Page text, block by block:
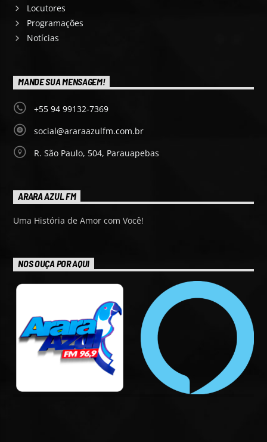
Locutores
Programações
Notícias
MANDE SUA MENSAGEM!
+55 94 99132-7369
social@araraazulfm.com.br
R. São Paulo, 504, Parauapebas
ARARA AZUL FM
Uma História de Amor com Você!
NOS OUÇA POR AQUI